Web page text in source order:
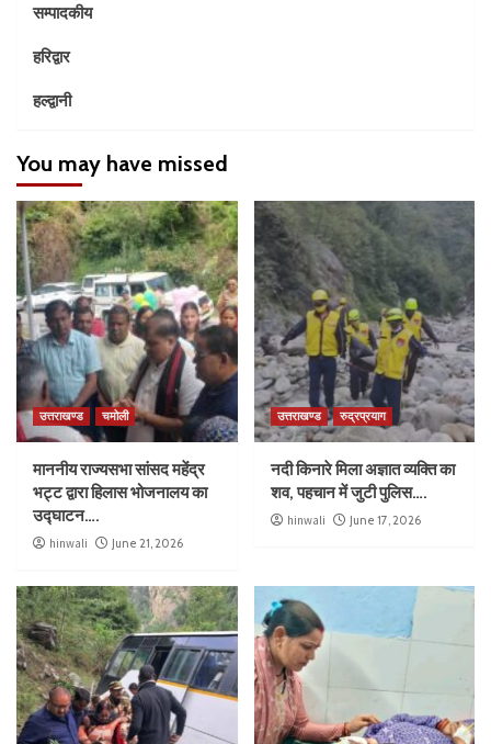
सम्पादकीय
हरिद्वार
हल्द्वानी
You may have missed
उत्तराखण्ड चमोली
माननीय राज्यसभा सांसद महेंद्र
भट्ट द्वारा हिलास भोजनालय का
उद्घाटन….
hinwali June 21, 2026
उत्तराखण्ड रुद्रप्रयाग
नदी किनारे मिला अज्ञात व्यक्ति का
शव, पहचान में जुटी पुलिस….
hinwali June 17, 2026